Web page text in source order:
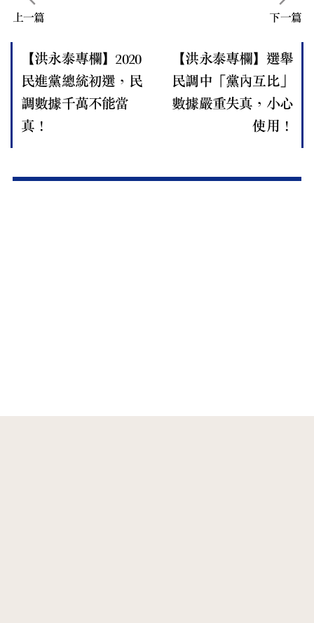
【洪永泰專欄】2020
民進黨總統初選，民
調數據千萬不能當
真！
上一篇
【洪永泰專欄】選舉
民調中「黨內互比」
數據嚴重失真，小心
使用！
下一篇